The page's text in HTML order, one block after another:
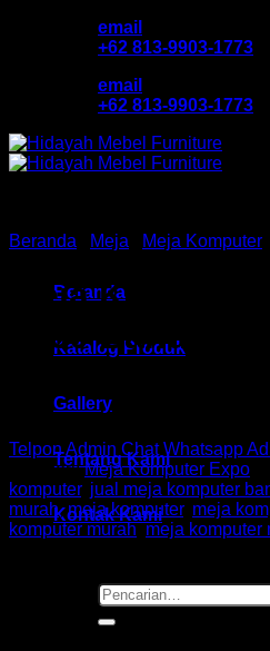
email
+62 813-9903-1773
email
+62 813-9903-1773
Beranda
Katalog Produk
Gallery
Tentang Kami
Kontak Kami
Pencarian
untuk:
Beranda Meja Meja Komputer
Meja
8060 Bandung
Telpon Admin Chat Whatsapp
Kategori:Meja Komputer Expo
komputer, jual meja komputer
murah,meja komputer, meja
komputer murah,meja komputer